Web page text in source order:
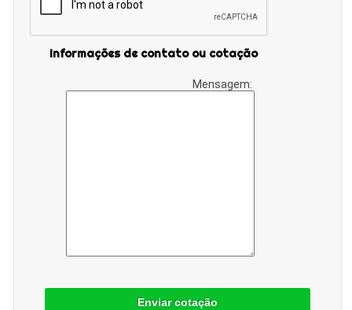
Informações de contato ou cotação
Mensagem:
Enviar cotação